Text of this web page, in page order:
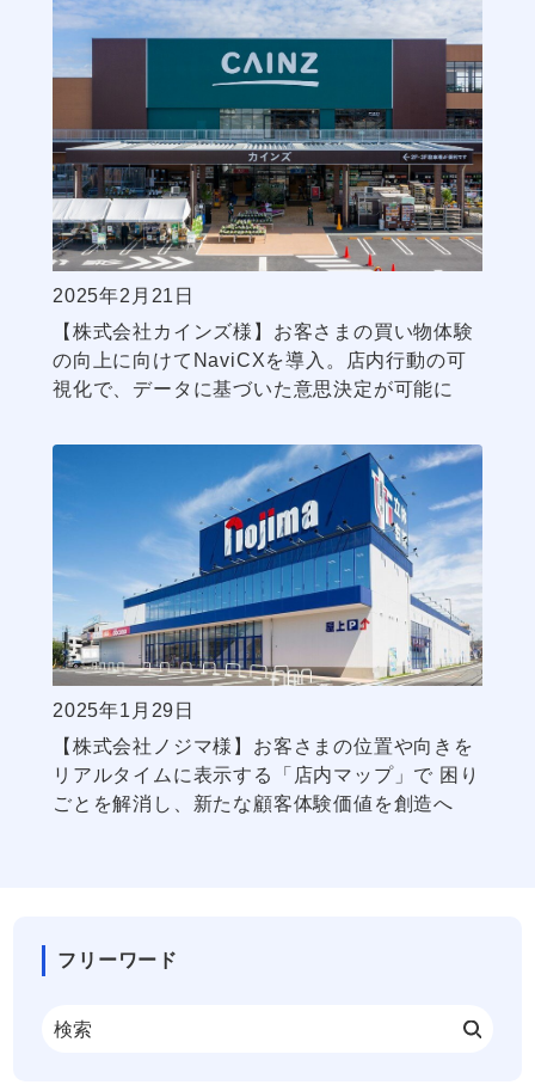
2025年2月21日
【株式会社カインズ様】お客さまの買い物体験
の向上に向けてNaviCXを導入。店内行動の可
視化で、データに基づいた意思決定が可能に
2025年1月29日
【株式会社ノジマ様】お客さまの位置や向きを
リアルタイムに表示する「店内マップ」で 困り
ごとを解消し、新たな顧客体験価値を創造へ
フリーワード